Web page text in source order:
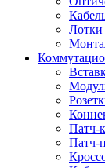
Лотки
Патч-
Патч-